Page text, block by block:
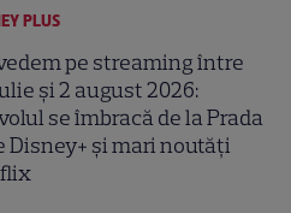
PLUS
pe streaming între
și 2 august 2026:
se îmbracă de la Prada
Disney+ și mari noutăți